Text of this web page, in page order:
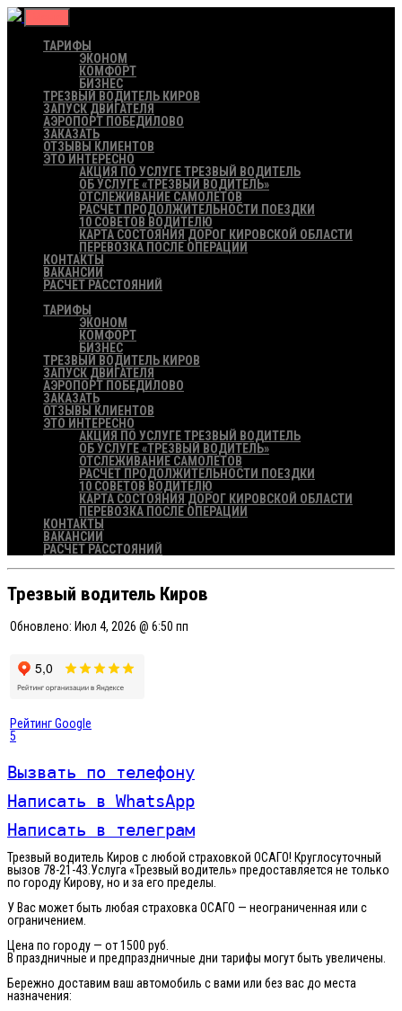
ТАРИФЫ
ЭКОНОМ
КОМФОРТ
БИЗНЕС
ТРЕЗВЫЙ ВОДИТЕЛЬ КИРОВ
ЗАПУСК ДВИГАТЕЛЯ
АЭРОПОРТ ПОБЕДИЛОВО
ЗАКАЗАТЬ
ОТЗЫВЫ КЛИЕНТОВ
ЭТО ИНТЕРЕСНО
АКЦИЯ ПО УСЛУГЕ ТРЕЗВЫЙ ВОДИТЕЛЬ
ОБ УСЛУГЕ «ТРЕЗВЫЙ ВОДИТЕЛЬ»
ОТСЛЕЖИВАНИЕ САМОЛЕТОВ
РАСЧЕТ ПРОДОЛЖИТЕЛЬНОСТИ ПОЕЗДКИ
10 СОВЕТОВ ВОДИТЕЛЮ
КАРТА СОСТОЯНИЯ ДОРОГ КИРОВСКОЙ ОБЛАСТИ
ПЕРЕВОЗКА ПОСЛЕ ОПЕРАЦИИ
КОНТАКТЫ
ВАКАНСИИ
РАСЧЕТ РАССТОЯНИЙ
ТАРИФЫ
ЭКОНОМ
КОМФОРТ
БИЗНЕС
ТРЕЗВЫЙ ВОДИТЕЛЬ КИРОВ
ЗАПУСК ДВИГАТЕЛЯ
АЭРОПОРТ ПОБЕДИЛОВО
ЗАКАЗАТЬ
ОТЗЫВЫ КЛИЕНТОВ
ЭТО ИНТЕРЕСНО
АКЦИЯ ПО УСЛУГЕ ТРЕЗВЫЙ ВОДИТЕЛЬ
ОБ УСЛУГЕ «ТРЕЗВЫЙ ВОДИТЕЛЬ»
ОТСЛЕЖИВАНИЕ САМОЛЕТОВ
РАСЧЕТ ПРОДОЛЖИТЕЛЬНОСТИ ПОЕЗДКИ
10 СОВЕТОВ ВОДИТЕЛЮ
КАРТА СОСТОЯНИЯ ДОРОГ КИРОВСКОЙ ОБЛАСТИ
ПЕРЕВОЗКА ПОСЛЕ ОПЕРАЦИИ
КОНТАКТЫ
ВАКАНСИИ
РАСЧЕТ РАССТОЯНИЙ
Трезвый водитель Киров
Обновлено: Июл 4, 2026 @ 6:50 пп
Рейтинг Google
5
Вызвать по телефону
Написать в WhatsApp
Написать в телеграм
Трезвый водитель Киров с любой страховкой ОСАГО! Круглосуточный
вызов 78-21-43.Услуга «Трезвый водитель» предоставляется не только
по городу Кирову, но и за его пределы.
У Вас может быть любая страховка ОСАГО — неограниченная или с
ограничением.
Цена по городу — от 1500 руб.
В праздничные и предпраздничные дни тарифы могут быть увеличены.
Бережно доставим ваш автомобиль с вами или без вас до места
назначения: